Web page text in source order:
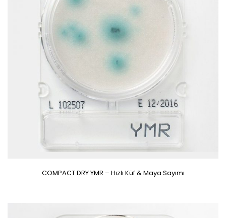
COMPACT DRY YMR – Hızlı Küf & Maya Sayımı